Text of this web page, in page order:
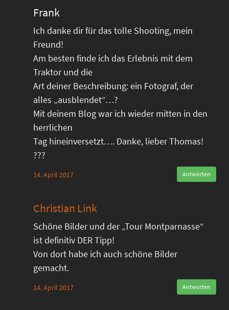
Frank
Ich danke dir für das tolle Shooting, mein
Freund!
Am besten finde ich das Erlebnis mit dem
Traktor und die
Art deiner Beschreibung: ein Fotograf, der
alles „ausblendet“…?
Mit deinem Blog war ich wieder mitten in den
herrlichen
Tag hineinversetzt…. Danke, lieber Thomas!
???
14. April 2017 Antworten
Christian Link
Schöne Bilder und der „Tour Montparnasse“
ist definitiv DER Tipp!
Von dort habe ich auch schöne Bilder
gemacht.
14. April 2017 Antworten